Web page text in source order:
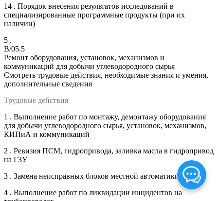
14 . Порядок внесения результатов исследований в
специализированные программные продукты (при их
наличии)
5 .
B/05.5
Ремонт оборудования, установок, механизмов и
коммуникаций для добычи углеводородного сырья
Смотреть трудовые действия, необходимые знания и умения,
дополнительные сведения
Трудовые действия
1 . Выполнение работ по монтажу, демонтажу оборудования
для добычи углеводородного сырья, установок, механизмов,
КИПиА и коммуникаций
2 . Ревизия ПСМ, гидропривода, заливка масла в гидропривод
на ГЗУ
3 . Замена неисправных блоков местной автоматики
4 . Выполнение работ по ликвидации инцидентов на